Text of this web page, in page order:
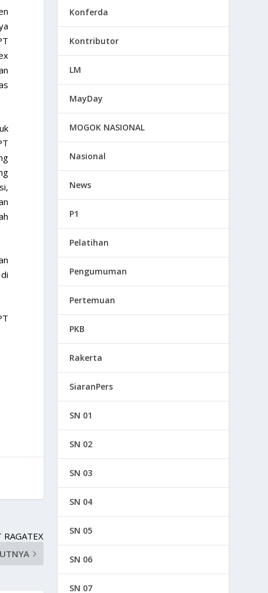
RAGATEX
Konferda
Kontributor
LM
MayDay
MOGOK NASIONAL
Nasional
News
P1
Pelatihan
Pengumuman
Pertemuan
PKB
Rakerta
SiaranPers
SN 01
SN 02
SN 03
SN 04
SN 05
SN 06
SN 07